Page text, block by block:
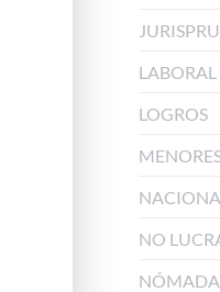
LABORAL
LOGROS
NO
NÓMADA